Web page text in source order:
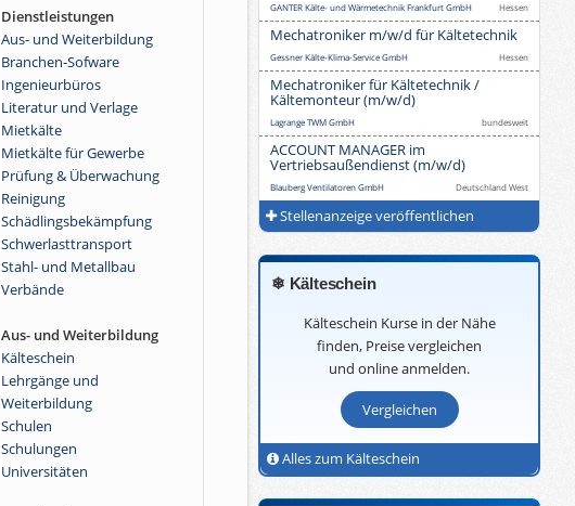
Dienstleistungen
Aus- und Weiterbildung
Branchen-Sofware
Ingenieurbüros
Literatur und Verlage
Mietkälte
Mietkälte für Gewerbe
Prüfung & Überwachung
Reinigung
Schädlingsbekämpfung
Schwerlasttransport
Stahl- und Metallbau
Verbände
Aus- und Weiterbildung
Kälteschein
Lehrgänge und
Weiterbildung
Schulen
Schulungen
Universitäten
GANTER Kälte- und Wärmetechnik Frankfurt GmbH Hessen
Mechatroniker m/w/d für Kältetechnik
Gessner Kälte-Klima-Service GmbH Hessen
Mechatroniker für Kältetechnik /
Kältemonteur (m/w/d)
Lagrange TWM GmbH bundesweit
ACCOUNT MANAGER im
Vertriebsaußendienst (m/w/d)
Blauberg Ventilatoren GmbH Deutschland West
Stellenanzeige veröffentlichen
❄ Kälteschein
Kälteschein Kurse in der Nähe
finden, Preise vergleichen
und online anmelden.
Vergleichen
Alles zum Kälteschein